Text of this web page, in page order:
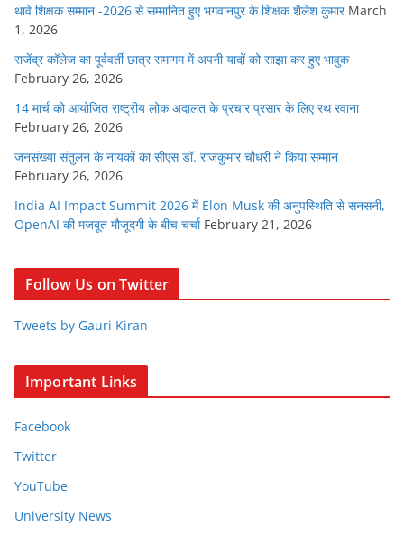
थावे शिक्षक सम्मान -2026 से सम्मानित हुए भगवानपुर के शिक्षक शैलेश कुमार March
1, 2026
राजेंद्र कॉलेज का पूर्ववर्ती छात्र समागम में अपनी यादों को साझा कर हुए भावुक
February 26, 2026
14 मार्च को आयोजित राष्ट्रीय लोक अदालत के प्रचार प्रसार के लिए रथ रवाना
February 26, 2026
जनसंख्या संतुलन के नायकों का सीएस डॉ. राजकुमार चौधरी ने किया सम्मान
February 26, 2026
India AI Impact Summit 2026 में Elon Musk की अनुपस्थिति से सनसनी,
OpenAI की मजबूत मौजूदगी के बीच चर्चा February 21, 2026
Follow Us on Twitter
Tweets by Gauri Kiran
Important Links
Facebook
Twitter
YouTube
University News